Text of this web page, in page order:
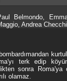
Belmondo,
Andrea Checchi
terk edip
sonra Roma'ya
olamaz.